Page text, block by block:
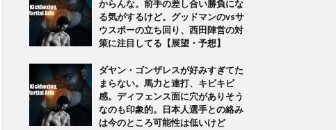
からんな。前手の差し合い勝負にな
る気がするけど。グッドマンのvsサ
ウスポーの立ち回り、西田陣営の対
策に注目してる【展望・予想】
ダヤン・ゴンザレスが好みすぎてた
まらない。馬力と連打、キビキビ
感。ディフェンス面に穴がありそう
なのも印象的。日本人選手との絡み
は今のところ可能性は低いけど